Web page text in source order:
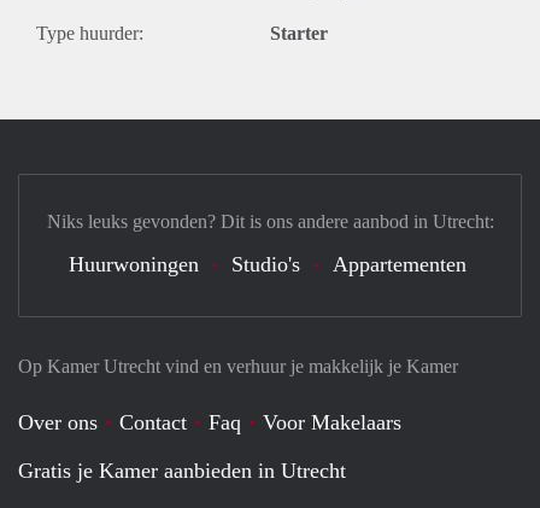
Type huurder: Starter
Op Kamer Utrecht vind en verhuur je makkelijk je Kamer
Over ons Contact Faq
Voor Makelaars
Gratis je Kamer aanbieden in Utrecht
Niks leuks gevonden? Dit is ons andere aanbod in Utrecht:
Huurwoningen Studio's Appartementen